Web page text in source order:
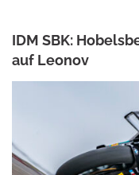
IDM SBK:
auf Leonov